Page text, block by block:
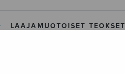
LAAJAMUOTOISET TEOKSET